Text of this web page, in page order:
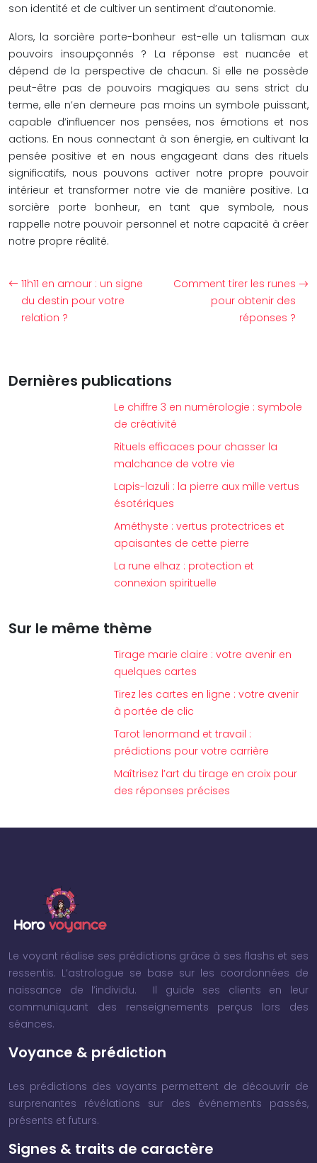
son identité et de cultiver un sentiment d’autonomie.
Alors, la sorcière porte-bonheur est-elle un talisman aux
pouvoirs insoupçonnés ? La réponse est nuancée et
dépend de la perspective de chacun. Si elle ne possède
peut-être pas de pouvoirs magiques au sens strict du
terme, elle n’en demeure pas moins un symbole puissant,
capable d’influencer nos pensées, nos émotions et nos
actions. En nous connectant à son énergie, en cultivant la
pensée positive et en nous engageant dans des rituels
significatifs, nous pouvons activer notre propre pouvoir
intérieur et transformer notre vie de manière positive. La
sorcière porte bonheur, en tant que symbole, nous
rappelle notre pouvoir personnel et notre capacité à créer
notre propre réalité.
11h11 en amour : un signe
du destin pour votre
relation ?
Comment tirer les runes
pour obtenir des
réponses ?
Dernières publications
Le chiffre 3 en numérologie : symbole
de créativité
Rituels efficaces pour chasser la
malchance de votre vie
Lapis-lazuli : la pierre aux mille vertus
ésotériques
Améthyste : vertus protectrices et
apaisantes de cette pierre
La rune elhaz : protection et
connexion spirituelle
Sur le même thème
Tirage marie claire : votre avenir en
quelques cartes
Tirez les cartes en ligne : votre avenir
à portée de clic
Tarot lenormand et travail :
prédictions pour votre carrière
Maîtrisez l’art du tirage en croix pour
des réponses précises
Le voyant réalise ses prédictions grâce à ses flashs et ses
ressentis. L’astrologue se base sur les coordonnées de
naissance de l’individu. Il guide ses clients en leur
communiquant des renseignements perçus lors des
séances.
Voyance & prédiction
Les prédictions des voyants permettent de découvrir de
surprenantes révélations sur des événements passés,
présents et futurs.
Signes & traits de caractère